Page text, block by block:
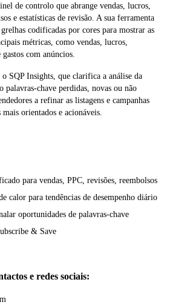
de controlo que abrange vendas, lucros,
e estatísticas de revisão. A sua ferramenta
codificadas por cores para mostrar as
métricas, como vendas, lucros,
gastos com anúncios.
SQP Insights, que clarifica a análise da
palavras-chave perdidas, novas ou não
a refinar as listagens e campanhas
orientados e acionáveis.
para vendas, PPC, revisões, reembolsos
calor para tendências de desempenho diário
oportunidades de palavras-chave
& Save
e redes sociais: